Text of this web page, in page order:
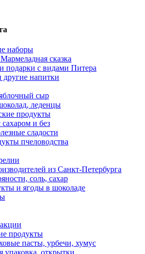
наборы
сказка
подарки с видами Питера
другие напитки
сыр
леденцы
продукты
и без
сладости
пчеловодства
из Санкт-Петербурга
соль, сахар
и ягоды в шоколаде
продукты
пасты, урбечи, хумус
упаковка, открытки